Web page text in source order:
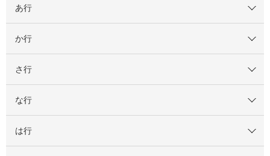
あ行
か行
さ行
な行
は行